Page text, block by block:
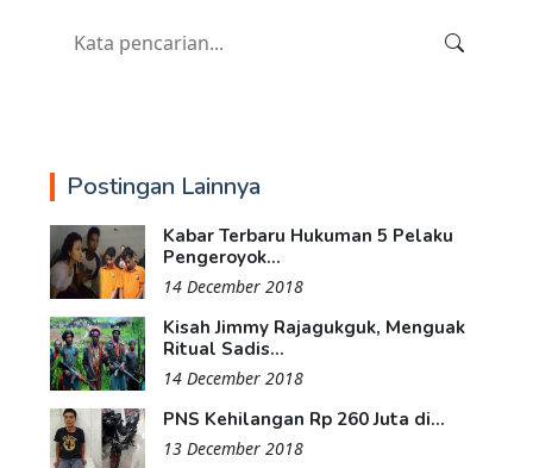
Postingan Lainnya
Kabar Terbaru Hukuman 5 Pelaku
Pengeroyok...
14 December 2018
Kisah Jimmy Rajagukguk, Menguak
Ritual Sadis...
14 December 2018
PNS Kehilangan Rp 260 Juta di...
13 December 2018